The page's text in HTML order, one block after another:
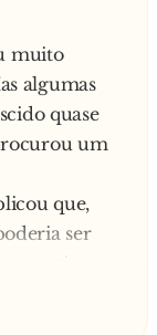
muito
algumas
quase
um
que,
ser
de